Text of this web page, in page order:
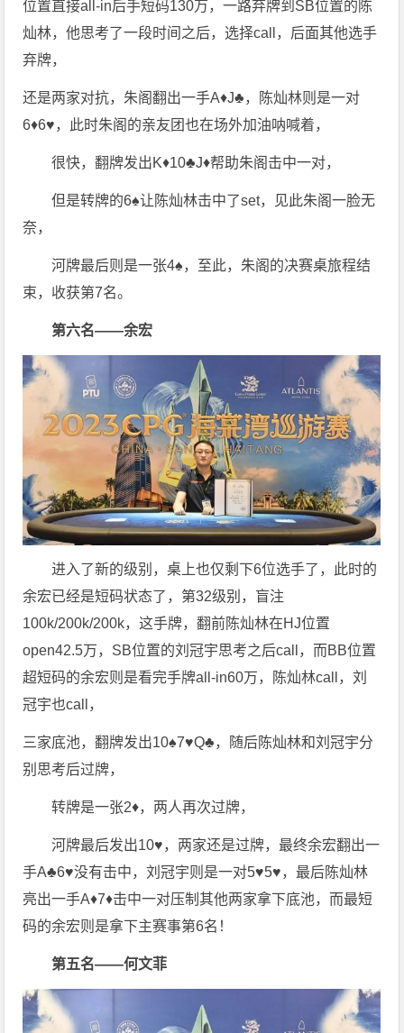
位置直接all-in后手短码130万，一路弃牌到SB位置的陈
灿林，他思考了一段时间之后，选择call，后面其他选手
弃牌，
还是两家对抗，朱阁翻出一手A♦️J♣️，陈灿林则是一对
6♦️6♥️，此时朱阁的亲友团也在场外加油呐喊着，
很快，翻牌发出K♦️10♣️J♦️帮助朱阁击中一对，
但是转牌的6♠️让陈灿林击中了set，见此朱阁一脸无
奈，
河牌最后则是一张4♠️，至此，朱阁的决赛桌旅程结
束，收获第7名。
第六名——余宏
进入了新的级别，桌上也仅剩下6位选手了，此时的
余宏已经是短码状态了，第32级别，盲注
100k/200k/200k，这手牌，翻前陈灿林在HJ位置
open42.5万，SB位置的刘冠宇思考之后call，而BB位置
超短码的余宏则是看完手牌all-in60万，陈灿林call，刘
冠宇也call，
三家底池，翻牌发出10♠️7♥️Q♣️，随后陈灿林和刘冠宇分
别思考后过牌，
转牌是一张2♦️，两人再次过牌，
河牌最后发出10♥️，两家还是过牌，最终余宏翻出一
手A♣️6♥️没有击中，刘冠宇则是一对5♥️5♥️，最后陈灿林
亮出一手A♦️7♦️击中一对压制其他两家拿下底池，而最短
码的余宏则是拿下主赛事第6名！
第五名——何文菲